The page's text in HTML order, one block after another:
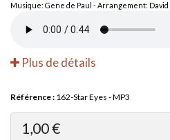
Musique: Gene de Paul - Arrangement: David
Plus de détails
Référence : 162-Star Eyes - MP3
1,00 €